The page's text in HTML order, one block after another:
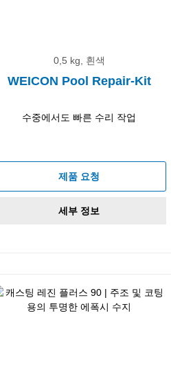
0,5 kg, 흰색
WEICON Pool Repair-Kit
수중에서도 빠른 수리 작업
제품 요청
세부 정보